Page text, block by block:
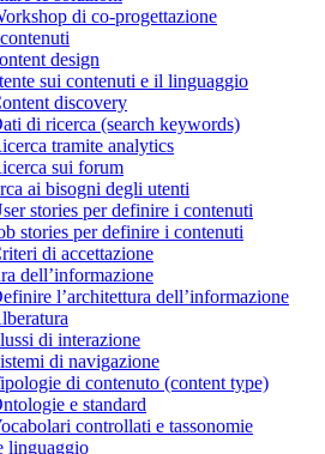
di co-progettazione
design
sui contenuti e il linguaggio
discovery
di ricerca (search keywords)
tramite analytics
sui forum
ai bisogni degli utenti
stories per definire i contenuti
stories per definire i contenuti
di accettazione
dell’informazione
l’architettura dell’informazione
di interazione
di navigazione
di contenuto (content type)
e standard
controllati e tassonomie
linguaggio